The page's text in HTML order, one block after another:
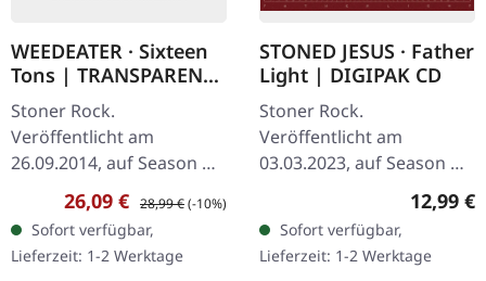
WEEDEATER · Sixteen
Tons | TRANSPARENT
ICE GREEN LP
Stoner Rock.
Veröffentlicht am
26.09.2014, auf Season Of
Mist. Transparent eis-
grünes Vinyl im Gatefold-
Cover. Limiitiert auf 600
Stück. Weedeater…
Verkaufspreis:
26,09 € Regulärer Preis:
28,99 €(-10%)
Sofort verfügbar,
Lieferzeit: 1-2 Werktage
STONED JESUS · Father
Light | DIGIPAK CD
Stoner Rock.
Veröffentlicht am
03.03.2023, auf Season Of
Mist. CD im DigiPak
Stoned Jesus kehren mit
"Father Light" zurück,
einer fesselnden Reise…
12,99 €
Sofort verfügbar,
Lieferzeit: 1-2 Werktage